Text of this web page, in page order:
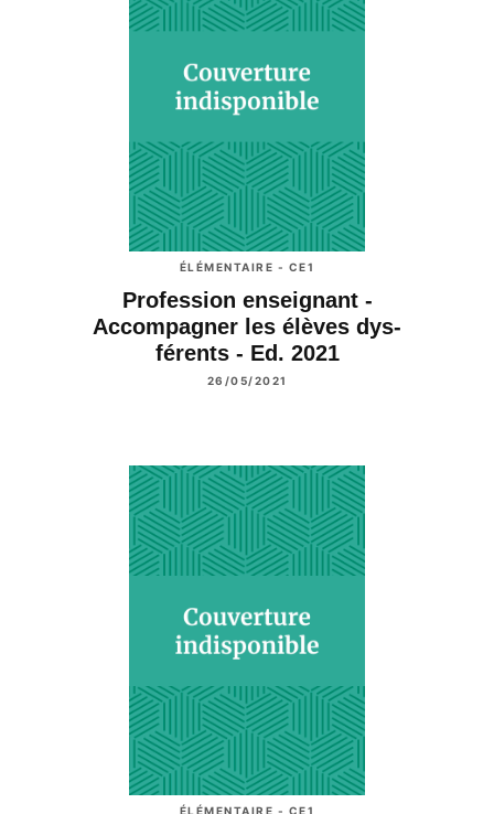
ÉLÉMENTAIRE - CE1
Profession enseignant -
Accompagner les élèves dys-
férents - Ed. 2021
26/05/2021
ÉLÉMENTAIRE - CE1